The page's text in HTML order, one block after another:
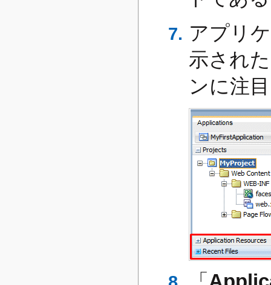
アプリ
示され
ンに注